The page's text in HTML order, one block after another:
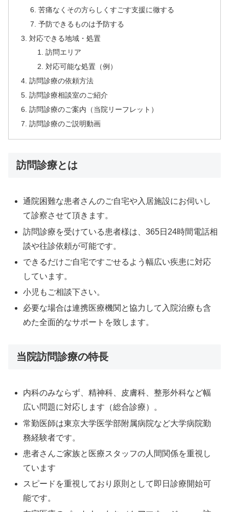
苦痛なくその方らしくすごす支援に徹する
予防できるものは予防する
対応できる地域・処置
訪問エリア
対応可能な処置（例）
訪問診療の依頼方法
訪問診療相談室のご紹介
訪問診療のご案内（当院リーフレット）
訪問診療のご説明動画
訪問診療とは
通院困難な患者さんのご自宅や入居施設にお伺いし
て診察させて頂きます。
訪問診療を受けている患者様は、365日24時間電話相
談や往診依頼が可能です。
できるだけご自宅ですごせるよう幅広い疾患に対応
しています。
小児もご相談下さい。
必要な場合は連携医療機関と協力して入院治療も含
めた全面的なサポートを致します。
当院訪問診療の特長
内科のみならず、精神科、皮膚科、整形外科など幅
広い問題に対応します（総合診療）。
常勤医師は東京大学医学部附属病院など大学病院勤
務経験者です。
患者さんご家族と医療スタッフの人間関係を重視し
ています
スピードを重視しており原則として即日診療開始可
能です。